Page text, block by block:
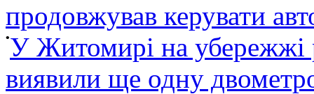
продовжував керувати
•У Житомирі на убережжі
виявили ще одну